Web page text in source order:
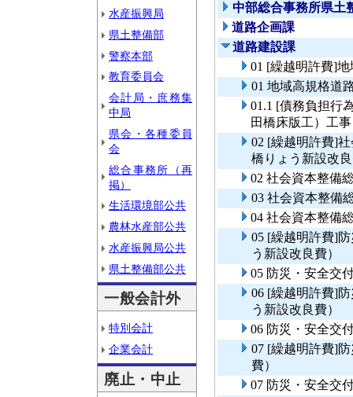
水産振興局
県土整備部
警察本部
教育委員会
会計局・庶務集
中局
県会・各種委員
会
総合事務所（再
掲）
生活環境部公共
農林水産部公共
水産振興局公共
県土整備部公共
一般会計外
特別会計
企業会計
廃止・中止
中部総合事務所県土
道路企画課
道路建設課
01 [繰越明許費]
01 地域高規格道
01.1 [債務負担行
田橋床版工）工事
02 [繰越明許費]
橋りょう新設改
02 社会資本整備
03 社会資本整備
04 社会資本整備
05 [繰越明許費]
う新設改良費）
05 防災・安全交
06 [繰越明許費]
う新設改良費）
06 防災・安全交
07 [繰越明許費]
費）
07 防災・安全交